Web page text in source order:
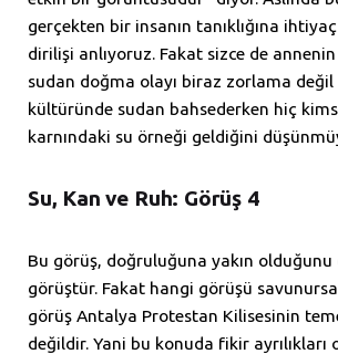
gerçekten bir insanın tanıklığına
dirilişi anlıyoruz. Fakat sizce de
sudan doğma olayı biraz zorlama değil
kültüründe sudan bahsederken hiç
karnındaki su örneği geldiğini
Su, Kan ve Ruh: Görüş 4
Bu görüş, doğruluğuna yakın
görüştür. Fakat hangi görüşü
görüş Antalya Protestan Kilisesinin
değildir. Yani bu konuda fikir ayrılıkları